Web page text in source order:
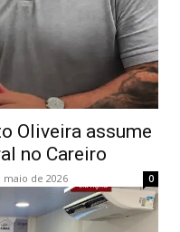
Oliveira assume
no Careiro
maio de 2026 0